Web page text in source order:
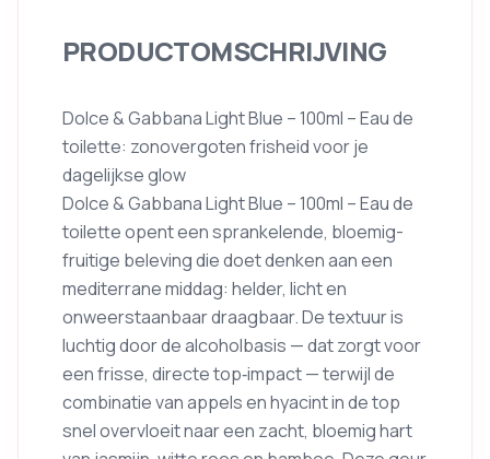
PRODUCTOMSCHRIJVING
Dolce & Gabbana Light Blue – 100ml – Eau de
toilette: zonovergoten frisheid voor je
dagelijkse glow
Dolce & Gabbana Light Blue – 100ml – Eau de
toilette opent een sprankelende, bloemig-
fruitige beleving die doet denken aan een
mediterrane middag: helder, licht en
onweerstaanbaar draagbaar. De textuur is
luchtig door de alcoholbasis — dat zorgt voor
een frisse, directe top‑impact — terwijl de
combinatie van appels en hyacint in de top
snel overvloeit naar een zacht, bloemig hart